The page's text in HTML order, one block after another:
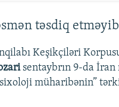
təsdiq etməyib
Keşikçiləri
sentaybrın 9-da İran
müharibənin”